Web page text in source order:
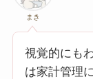
まき
視覚的にも
は家計管理